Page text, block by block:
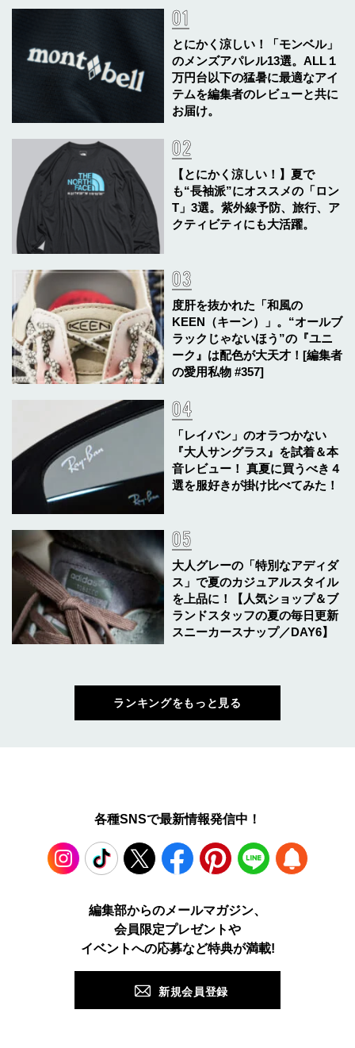
とにかく涼しい！「モンベル」
のメンズアパレル13選。ALL１
万円台以下の猛暑に最適なアイ
テムを編集者のレビューと共に
お届け。
【とにかく涼しい！】夏で
も“長袖派”にオススメの「ロン
T」3選。紫外線予防、旅行、ア
クティビティにも大活躍。
度肝を抜かれた「和風の
KEEN（キーン）」。“オールブ
ラックじゃないほう”の『ユニ
ーク』は配色が大天才！[編集者
の愛用私物 #357]
「レイバン」のオラつかない
『大人サングラス』を試着＆本
音レビュー！ 真夏に買うべき４
選を服好きが掛け比べてみた！
大人グレーの「特別なアディダ
ス」で夏のカジュアルスタイル
を上品に！【人気ショップ＆ブ
ランドスタッフの夏の毎日更新
スニーカースナップ／DAY6】
ランキングをもっと見る
各種SNSで最新情報発信中！
TikTok Facebook Pinterest LINE
編集部からのメールマガジン、
会員限定プレゼントや
イベントへの応募など特典が満載!
新規会員登録